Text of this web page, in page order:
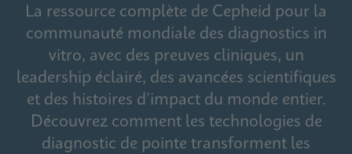
La ressource complète de Cepheid pour la
communauté mondiale des diagnostics in
vitro, avec des preuves cliniques, un
leadership éclairé, des avancées scientifiques
et des histoires d’impact du monde entier.
Découvrez comment les technologies de
diagnostic de pointe transforment les